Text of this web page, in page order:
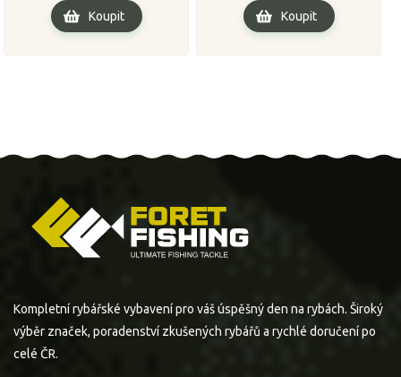
Koupit Koupit
Kompletní rybářské vybavení pro váš úspěšný den na rybách. Široký
výběr značek, poradenství zkušených rybářů a rychlé doručení po
celé ČR.